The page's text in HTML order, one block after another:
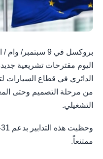
بروكسل في 9
اليوم مقترحات تشريعية
الدائري في قطاع السيارات
من مرحلة التصميم وحتى
التشغيلي.
ممتنعاً.